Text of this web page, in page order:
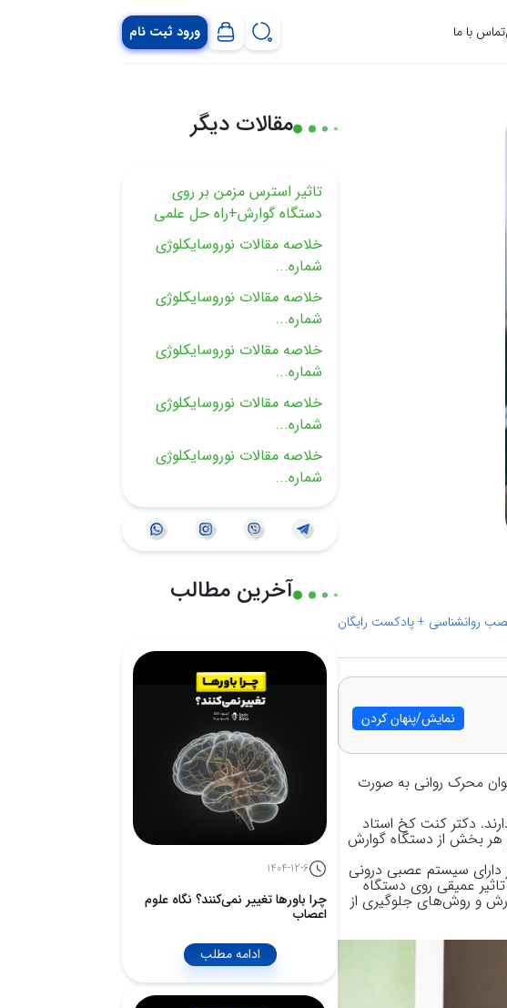
تماس با ما ورود ثبت نام
روانشناسی + پادکست رایگان
نمایش/پنهان کردن
محرک روانی به صورت
دکتر کنت کخ استاد
هر بخش از دستگاه گوارش
سیستم عصبی درونی
عمیقی روی دستگاه
و روش‌های جلوگیری از
مقالات دیگر
تاثیر استرس مزمن بر روی
دستگاه گوارش+راه حل علمی
خلاصه مقالات نوروسايكلوژى
شماره...
خلاصه مقالات نوروسايكلوژى
شماره...
خلاصه مقالات نوروسايكلوژى
شماره...
خلاصه مقالات نوروسايكلوژى
شماره...
خلاصه مقالات نوروسايكلوژى
شماره...
آخرین مطالب
1404-12-6
چرا باورها تغییر نمی‌کنند؟ نگاه علوم
اعصاب
ادامه مطلب